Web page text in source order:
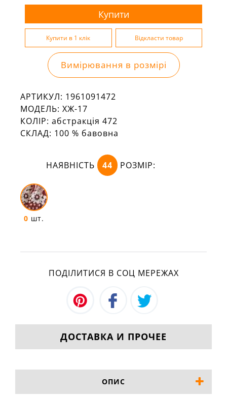
Вимірювання в розмірі
АРТИКУЛ: 1961091472
МОДЕЛЬ: ХЖ-17
КОЛІР: абстракція 472
СКЛАД: 100 % бавовна
НАЯВНІСТЬ 44 РОЗМІР:
0 шт.
ПОДІЛИТИСЯ В СОЦ МЕРЕЖАХ
ДОСТАВКА И ПРОЧЕЕ
ОПИС